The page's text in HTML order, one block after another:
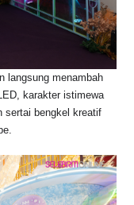
langsung menambah
karakter istimewa
sertai bengkel kreatif